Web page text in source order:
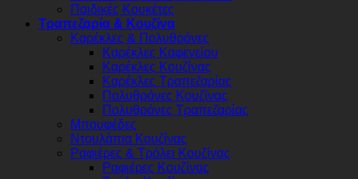
Παιδικές Κουκέτες
Τραπεζαρία & Κουζίνα
Καρέκλες & Πολυθρόνες
Καρέκλες Καφενείου
Καρέκλες Κουζίνας
Καρέκλες Τραπεζαρίας
Πολυθρόνες Κουζίνας
Πολυθρόνες Τραπεζαρίας
Μπουφέδες
Ντουλάπια Κουζίνας
Ραφιέρες & Τρόλει Κουζίνας
Ραφιέρες Κουζίνας